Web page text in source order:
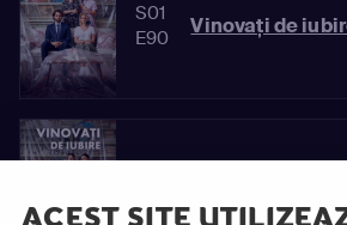
S01
E90
Vinovaţi de
E91